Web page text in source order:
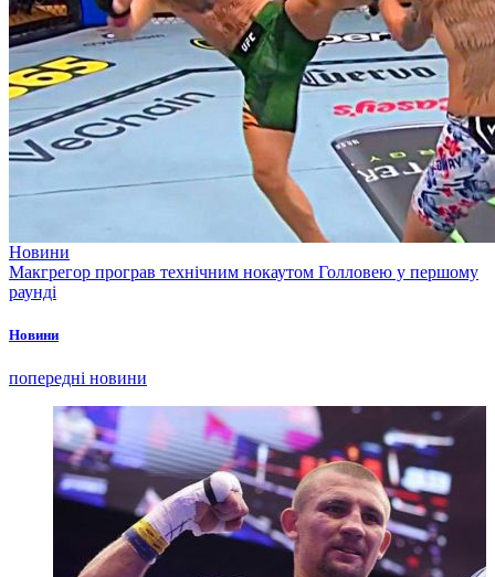
Новини
Макгрегор програв технічним нокаутом Голловею у першому
раунді
Новини
попередні новини